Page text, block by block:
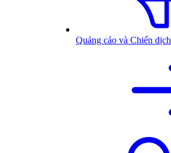
Quảng cáo và Chiến dịch